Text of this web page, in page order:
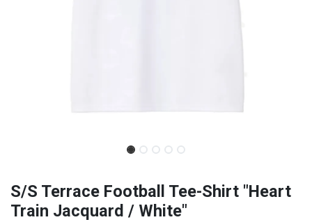
S/S Terrace Football Tee-Shirt "Heart
Train Jacquard / White"